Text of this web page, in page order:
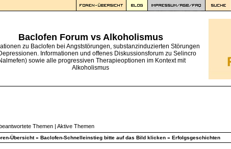
Baclofen Forum vs Alkoholismus
zu Baclofen bei Angststörungen, substanzinduzierten Störungen
Informationen und offenes Diskussionsforum zu Selincro
sowie alle progressiven Therapieoptionen im Kontext mit
Alkoholismus
Themen | Aktive Themen
Übersicht» Baclofen-Schnelleinstieg bitte auf das Bild klicken » Erfolgsgeschichten